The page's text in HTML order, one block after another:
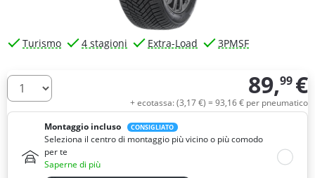
Turismo 4 stagioni Extra-Load 3PMSF
Quantità 89,99 €
+ ecotassa: (3,17€) = 93,16€ per pneumatico
Montaggio incluso
CONSIGLIATO
Seleziona il centro di montaggio più vicino o più comodo
per te
Saperne di più